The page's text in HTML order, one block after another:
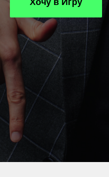
Хочу в Игру